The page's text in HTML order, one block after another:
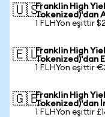
🇺🇸Franklin High
Tokenized)'dan
1 FLHYon eşittir
🇪🇺Franklin High
Tokenized)'dan
1 FLHYon eşittir
🇬🇧Franklin High
Tokenized)'dan
1 FLHYon eşittir